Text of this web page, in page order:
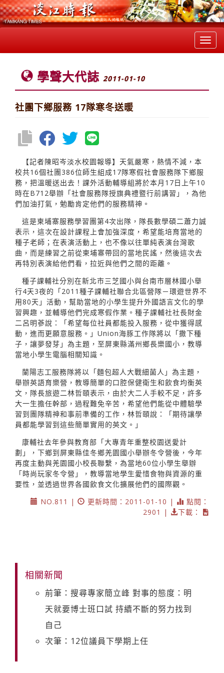
學聲大代誌 2011-01-10
社團下鄉服務 17隊寒冬送暖
【記者陳昭岑淡水校園報導】天氣嚴寒，熱情不減，本
校共16個社團386位師生組成17隊寒假社會服務隊下鄉服
務，把溫暖送出去！課外活動輔導組將於本月17日上午10
時在B712舉辦「社會服務隊授旗典禮暨行前講習」，為他
們加油打氣，勉勵肯定他們的服務精神。
這是柬埔寨服務學習團第4次出隊，隊長數學碩二蕭力誠
表示，這次在設計課程上會加強深度，希望能培育當地的
種子老師；在表演活動上，也不像以往單純表演台灣歌
曲，而是練習之前從柬埔寨帶回的當地民謠，然後這次去
再特別表演給他們看，拉近與他們之間的距離。
種子課輔社分別在新北市三芝國小與台南市層林國小舉
行4天3夜的「2011種子課輔社聯合北區營隊－環遊世界不
用80天」活動，幫助當地的小學生提升外國語言文化的學
習興趣，並輔導他們完成寒假作業。種子課輔社社長財金
二呂明蔘說：「希望每位社員都能投入服務，從中獲得感
動，進而更願意服務。」Union海豚工作隊將以「撒下種
子，讓夢發芽」為主題，至屏東縣滿州鄉長樂國小，教導
當地小學生電腦相關知識。
蘭陽志工服務隊將以「麵包超人大戰細菌人」為主題，
舉辦英語育樂營，教導簡單的口腔保健衛生和飲食均衡英
文，隊長旅遊二林哲頤表示，由於大二人手較不足，許多
大一生擔任幹部，過程難免辛苦，希望他們能從中體驗學
習到團隊精神和事前準備的工作，林哲頤說：「期待讓學
員都能學習到這些簡單實用的英文。」
康輔社去年參與教育部「大專青年重整校園送愛計
劃」，下鄉到屏東縣佳冬鄉羌園國小舉辦冬令營後，今年
再度主動與羌園國小校長聯繫，為當地60位小學生舉辦
「時尚玩家冬令營」，教導當地學生愛惜食物與資源的重
要性，並透過世界各國飲食文化擴展他們的國際觀。
NO.811 |
更新時間：2011-01-10 |
點閱：
2901 |
下載：
相關新聞
前筆：搜尋專家簡立峰 對事的態度：明
天就要博士班口試 持續不斷的努力找到
自己
次筆：12位議員下學期上任